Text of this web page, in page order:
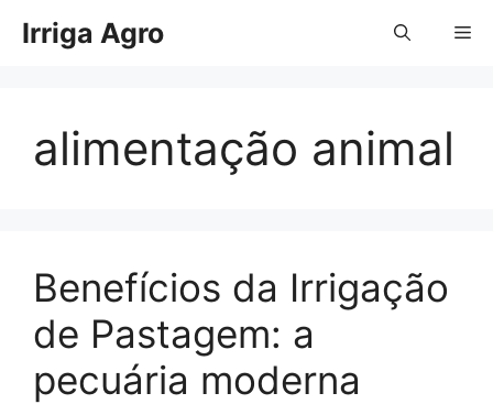
paraIrriga Agro
alimentação animal
Benefícios da Irrigação
de Pastagem: a
pecuária moderna